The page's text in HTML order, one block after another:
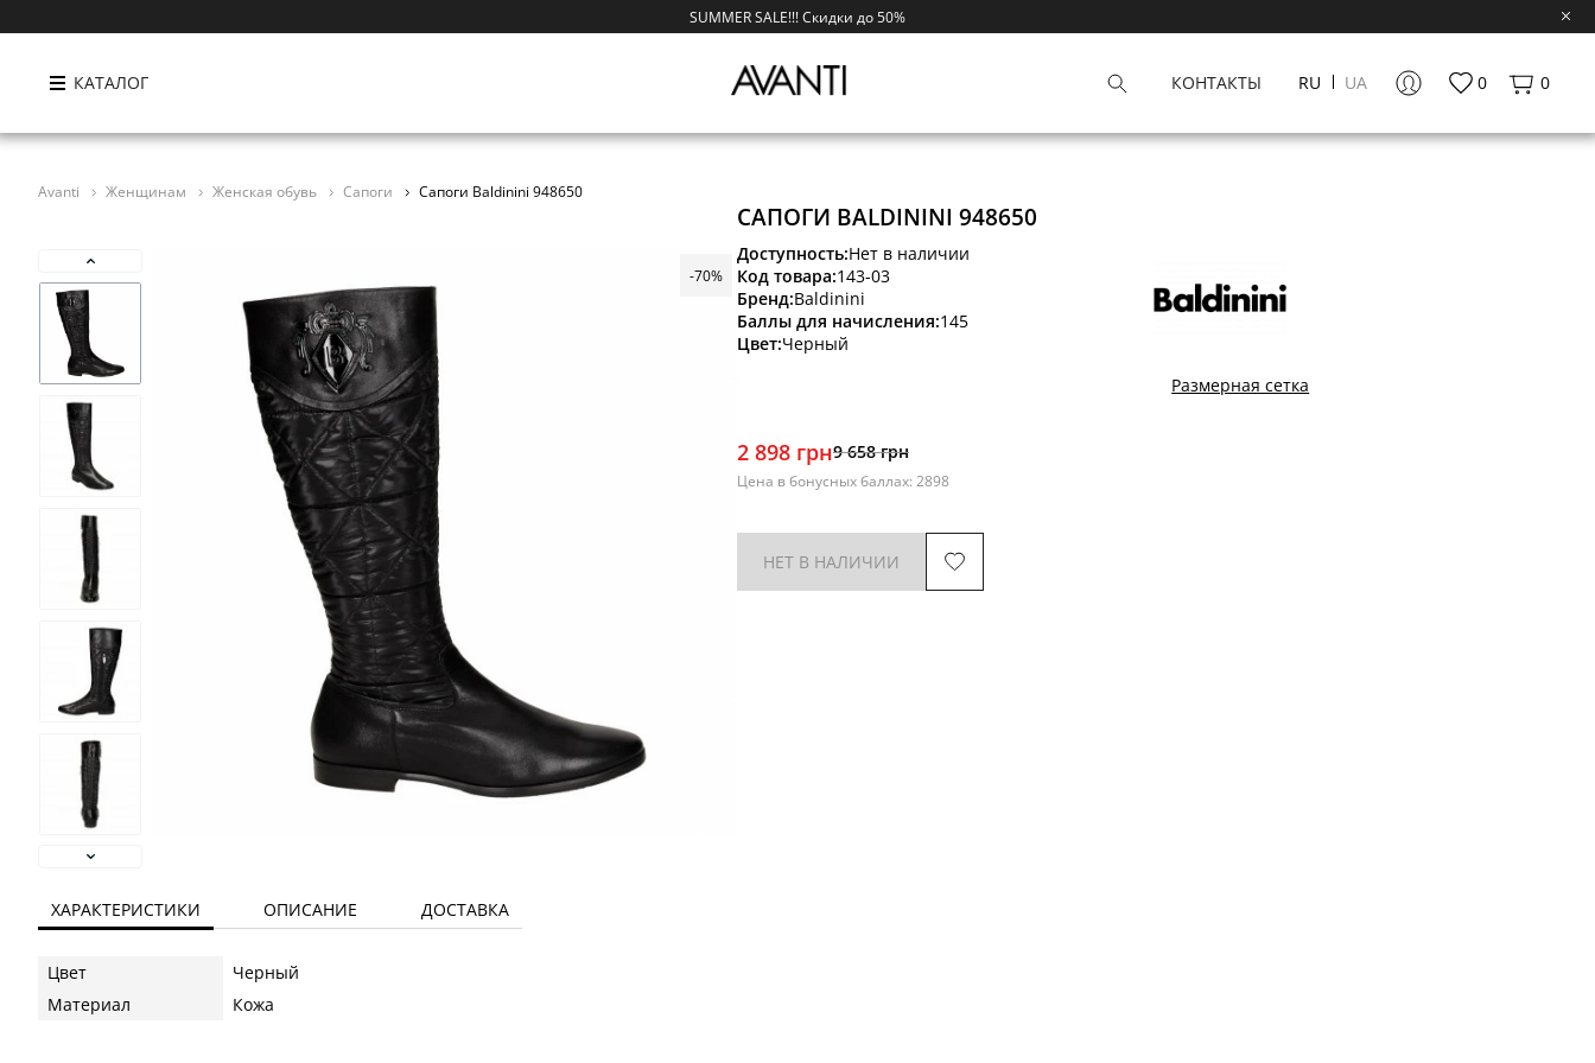
SUMMER SALE!!! Скидки до 50%
КАТАЛОГ КОНТАКТЫ RU UA 0 0
Avanti Женщинам Женская обувь Сапоги Сапоги Baldinini 948650
-70%
САПОГИ BALDININI 948650
Доступность:Нет в наличии
Код товара:143-03
Бренд:Baldinini
Баллы для начисления:145
Цвет:Черный
Размерная сетка
2 898 грн9 658 грн
Цена в бонусных баллах: 2898
НЕТ В НАЛИЧИИ
ХАРАКТЕРИСТИКИ ОПИСАНИЕ ДОСТАВКА
Цвет
Черный
Материал
Кожа